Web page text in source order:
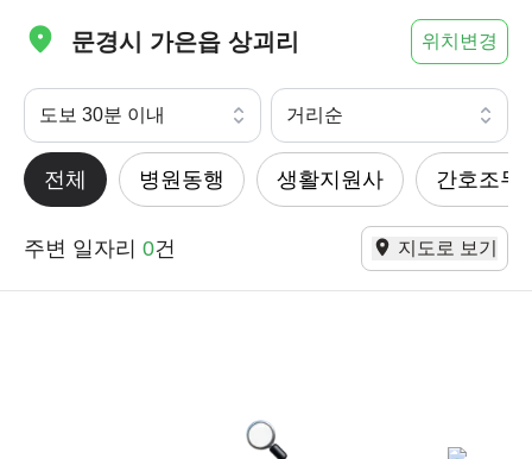
문경시 가은읍 상괴리 위치변경
도보 30분 이내 거리순
전체 병원동행 생활지원사 간호조무
주변 일자리 0건 지도로 보기